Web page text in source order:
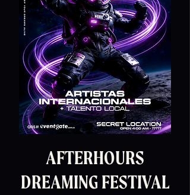
AFTERHOURS
DREAMING FESTIVAL